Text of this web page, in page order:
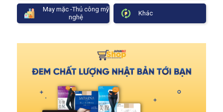
May mặc -Thủ công mỹ
nghệ
Khác